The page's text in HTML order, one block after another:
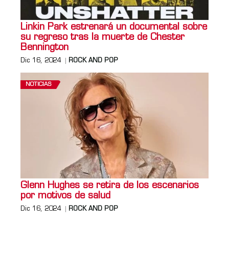
Linkin Park estrenará un documental sobre
su regreso tras la muerte de Chester
Bennington
Dic 16, 2024 ROCK AND POP
NOTICIAS
Glenn Hughes se retira de los escenarios
por motivos de salud
Dic 16, 2024 ROCK AND POP